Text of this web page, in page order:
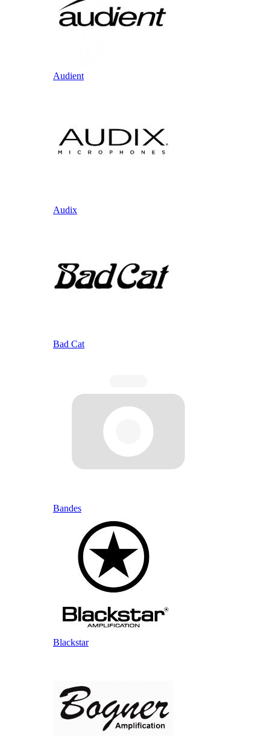
Audient
Audix
Bad Cat
Bandes
Blackstar